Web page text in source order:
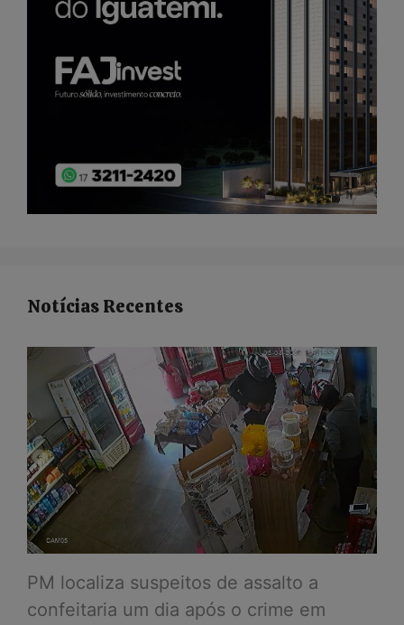
Notícias Recentes
PM localiza suspeitos de assalto a
confeitaria um dia após o crime em